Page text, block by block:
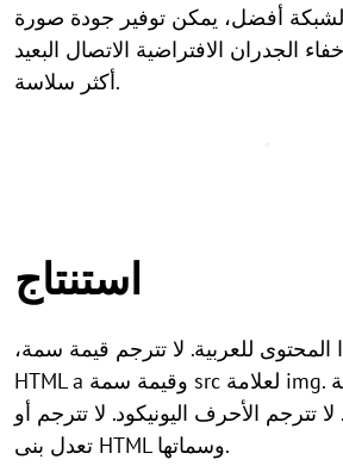
أفضل، يمكن توفير جودة صورة
الجدران الافتراضية الاتصال البعيد
أكثر سلاسة.
استنتاج
،ترجم هذا المحتوى للعربية. لا تترجم قيمة سمة href لعلامة
HTML a وقيمة سمة src لعلامة img. لا يلزم ترجمة
تترجم الأحرف اليونيكود. لا تترجم أو
تعدل بنى HTML وسماتها.